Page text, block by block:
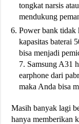
tongkat narsis
mendukung
Power bank tidak
kapasitas baterai
bisa menjadi
7. Samsung A31
earphone dari
maka Anda bisa
Masih banyak lagi
hanya memberikan